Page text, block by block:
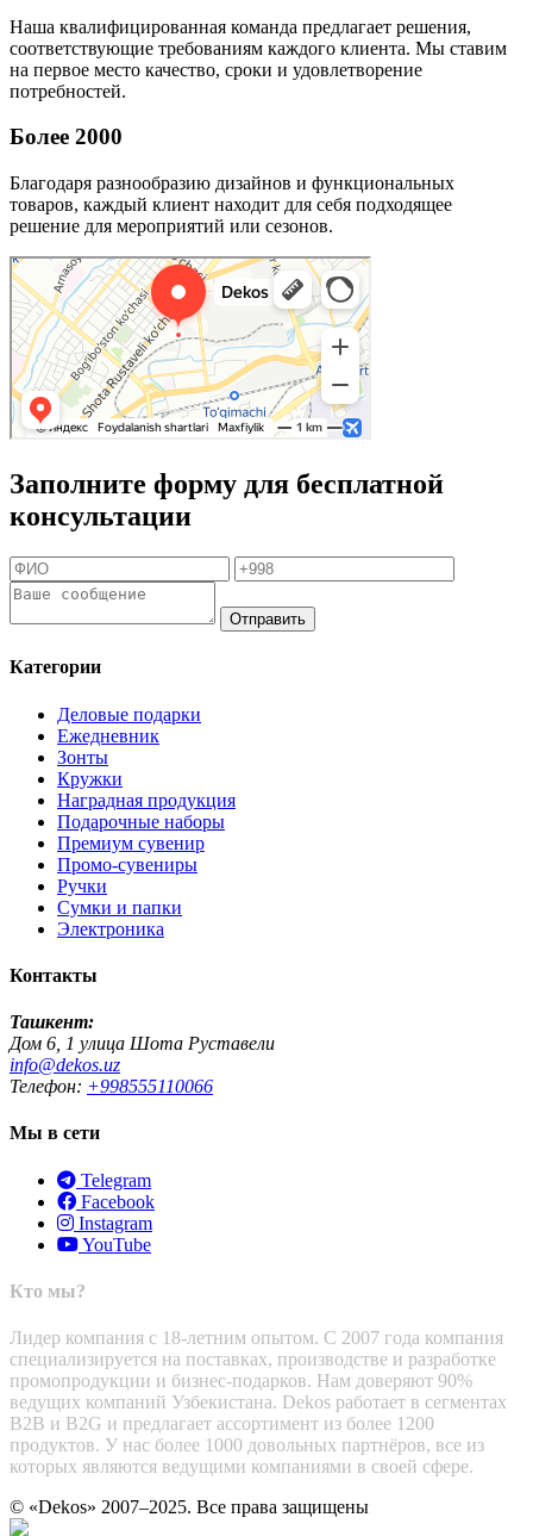
Наша квалифицированная команда предлагает решения,
соответствующие требованиям каждого клиента. Мы ставим
на первое место качество, сроки и удовлетворение
потребностей.
Более 2000
Благодаря разнообразию дизайнов и функциональных
товаров, каждый клиент находит для себя подходящее
решение для мероприятий или сезонов.
Заполните форму для бесплатной
консультации
Отправить
Категории
Деловые подарки
Ежедневник
Зонты
Кружки
Наградная продукция
Подарочные наборы
Премиум сувенир
Промо-сувениры
Ручки
Сумки и папки
Электроника
Контакты
Ташкент:
Дом 6, 1 улица Шота Руставели
info@dekos.uz
Телефон: +998555110066
Мы в сети
Telegram
Facebook
Instagram
YouTube
Кто мы?
Лидер компания с 18-летним опытом. С 2007 года компания
специализируется на поставках, производстве и разработке
промопродукции и бизнес-подарков. Нам доверяют 90%
ведущих компаний Узбекистана. Dekos работает в сегментах
B2B и B2G и предлагает ассортимент из более 1200
продуктов. У нас более 1000 довольных партнёров, все из
которых являются ведущими компаниями в своей сфере.
© «Dekos» 2007–2025. Все права защищены